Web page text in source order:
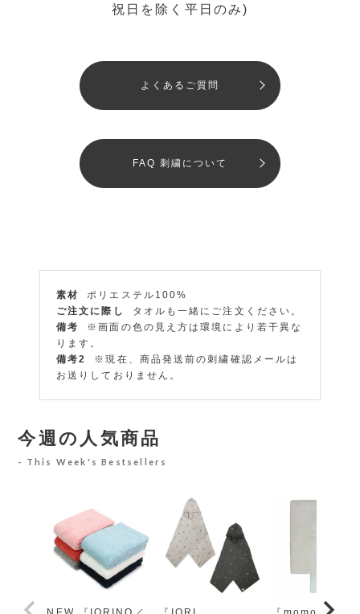
祝日を除く平日のみ)
よくあるご質問
FAQ 刺繍について
素材
ポリエステル100%
ご注文に際し
タオルも一緒にご注文ください。
備考
※画面の色の見え方は環境により若干異な
ります。
備考2
※現在、商品発送前の刺繍確認メールは
お送りしておりません。
今週の人気商品
This Week's Bestsellers